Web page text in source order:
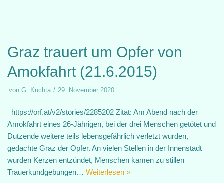
Graz trauert um Opfer von
Amokfahrt (21.6.2015)
von G. Kuchta 29. November 2020
https://orf.at/v2/stories/2285202 Zitat: Am Abend nach der
Amokfahrt eines 26-Jährigen, bei der drei Menschen getötet und
Dutzende weitere teils lebensgefährlich verletzt wurden,
gedachte Graz der Opfer. An vielen Stellen in der Innenstadt
wurden Kerzen entzündet, Menschen kamen zu stillen
Trauerkundgebungen… Weiterlesen »